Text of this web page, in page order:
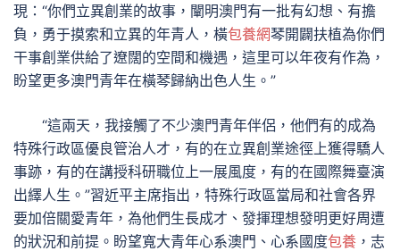
現：“你們立異創業的故事，闡明澳門有一批有幻想、有擔
負，勇于摸索和立異的年青人，橫包養網琴開闢扶植為你們
干事創業供給了遼闊的空間和機遇，這里可以年夜有作為，
盼望更多澳門青年在橫琴歸納出色人生。”
“這兩天，我接觸了不少澳門青年伴侶，他們有的成為
特殊行政區優良管治人才，有的在立異創業途徑上獲得驕人
事跡，有的在講授科研職位上一展風度，有的在國際舞臺演
出繹人生。”習近平主席指出，特殊行政區當局和社會各界
要加倍關愛青年，為他們生長成才、發揮理想發明更好周遭
的狀況和前提。盼望寬大青年心系澳門、心系國度包養 ，志